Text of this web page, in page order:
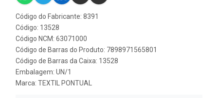
Código do Fabricante: 8391
Código: 13528
Código NCM: 63071000
Código de Barras do Produto: 7898971565801
Código de Barras da Caixa: 13528
Embalagem: UN/1
Marca: TEXTIL PONTUAL